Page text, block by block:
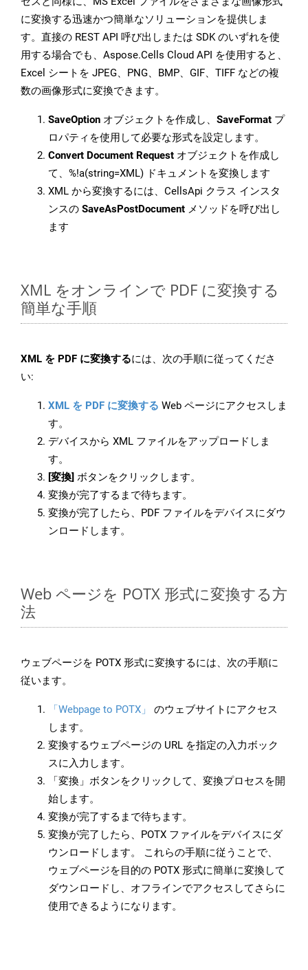
に変換する迅速かつ簡単なソリューションを提供しま
す。直接の REST API 呼び出しまたは SDK のいずれを使
用する場合でも、Aspose.Cells Cloud API を使用すると、
Excel シートを JPEG、PNG、BMP、GIF、TIFF などの複
数の画像形式に変換できます。
SaveOption オブジェクトを作成し、 SaveFormat プ
ロパティを使用して必要な形式を設定します。
Convert Document Request オブジェクトを作成し
て、%!a(string=XML) ドキュメントを変換します
XML から変換するには、CellsApi クラス インスタ
ンスの SaveAsPostDocument メソッドを呼び出し
ます
XML をオンラインで PDF に変換する
簡単な手順
XML を PDF に変換するには、次の手順に従ってくださ
い:
XML を PDF に変換する Web ページにアクセスしま
す。
デバイスから XML ファイルをアップロードしま
す。
[変換] ボタンをクリックします。
変換が完了するまで待ちます。
変換が完了したら、PDF ファイルをデバイスにダウ
ンロードします。
Web ページを POTX 形式に変換する方
法
ウェブページを POTX 形式に変換するには、次の手順に
従います。
「Webpage to POTX」
のウェブサイトにアクセス
します。
変換するウェブページの URL を指定の入力ボック
スに入力します。
「変換」ボタンをクリックして、変換プロセスを開
始します。
変換が完了するまで待ちます。
変換が完了したら、POTX ファイルをデバイスにダ
ウンロードします。 これらの手順に従うことで、
ウェブページを目的の POTX 形式に簡単に変換して
ダウンロードし、オフラインでアクセスしてさらに
使用できるようになります。